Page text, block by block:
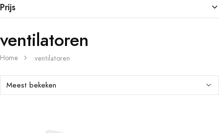
Prijs
ventilatoren
Home ventilatoren